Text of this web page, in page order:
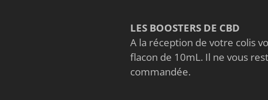
LES BOOSTERS DE CBD
A la réception de votre colis
flacon de 10mL. Il ne vous
commandée.